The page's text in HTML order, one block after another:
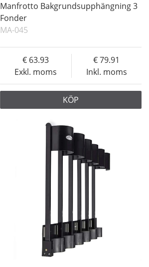
Manfrotto Bakgrundsupphängning 3
Fonder
MA-045
Exkl. moms
63.93
Inkl. moms
79.91
KÖP